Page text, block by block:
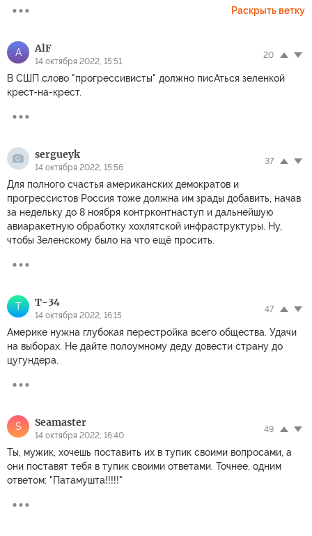
Раскрыть ветку
A AlF
14 октября 2022, 15:51
20
В СШП слово "прогрессивисты" должно писАться зеленкой
крест-на-крест.
sergueyk
14 октября 2022, 15:56
37
Для полного счастья американских демократов и
прогрессистов Россия тоже должна им зрады добавить, начав
за недельку до 8 ноября контрконтнаступ и дальнейшую
авиаракетную обработку хохлятской инфраструктуры. Ну,
чтобы Зеленскому было на что ещё просить.
T T-34
14 октября 2022, 16:15
47
Америке нужна глубокая перестройка всего общества. Удачи
на выборах. Не дайте полоумному деду довести страну до
цугундера.
S Seamaster
14 октября 2022, 16:40
49
Ты, мужик, хочешь поставить их в тупик своими вопросами, а
они поставят тебя в тупик своими ответами. Точнее, одним
ответом: "Патамушта!!!!!"